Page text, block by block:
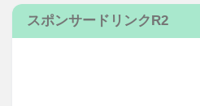
スポンサードリンクR2